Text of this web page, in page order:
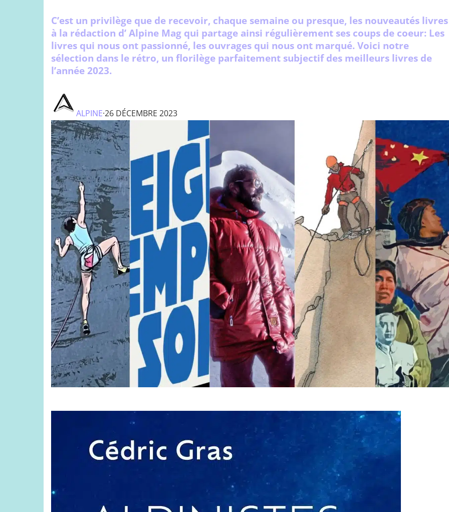
C’est un privilège que de recevoir, chaque semaine ou presque, les nouveautés livres
à la rédaction d’ Alpine Mag qui partage ainsi régulièrement ses coups de coeur: Les
livres qui nous ont passionné, les ouvrages qui nous ont marqué. Voici notre
sélection dans le rétro, un florilège parfaitement subjectif des meilleurs livres de
l’année 2023.
ALPINE·26 DÉCEMBRE 2023